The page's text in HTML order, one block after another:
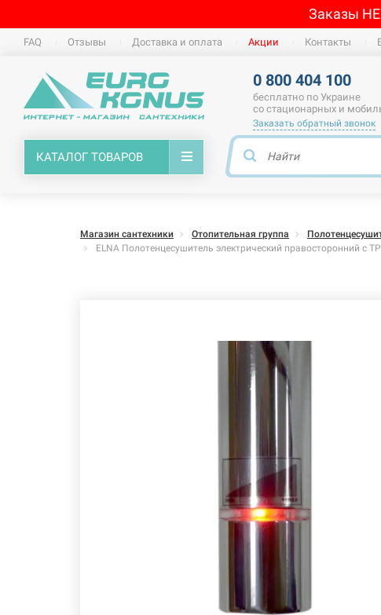
Заказы НЕ
FAQ Отзывы Доставка и оплата Акции Контакты
0 800 404 100
бесплатно по Украине
со стационарных и
Заказать обратный звонок
КАТАЛОГ ТОВАРОВ
Магазин сантехники Отопительная группа
ELNA Полотенцесушитель электрический правосторонний